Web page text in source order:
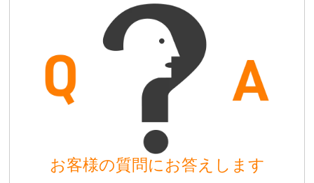
お客様の質問にお答えします